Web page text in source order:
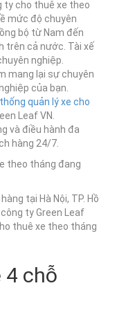
ty cho thuê xe theo
mức độ chuyên
bộ từ Nam đến
trên cả nước. Tài xế
nghiệp.
mang lại sự chuyên
của bạn.
quản lý xe cho
Leaf VN.
và điều hành đa
hàng 24/7.
theo tháng đang
tại Hà Nội, TP. Hồ
ty Green Leaf
thuê xe theo tháng
4 chỗ